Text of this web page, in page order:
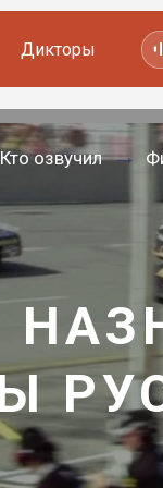
Фильмов и
Мультфильмов
Видеорекламы
Дикторы
Кто озвучил